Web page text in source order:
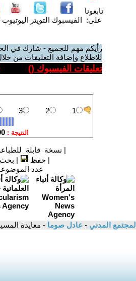
تابعونا
على: الفيسبوك التويتر اليوتيوب
رأيكم مهم للجميع - شارك في
للاطلاع وإضافة التعليقات من
تعليقات الفيسبوك ()
| نسخة قابلة
| حفظ | بحث
عدد
المجتمع المدني - عادل صوما - معايدة